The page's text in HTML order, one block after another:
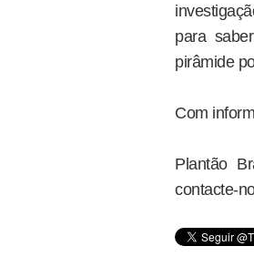
para
pirâmide
Com
Plantão
contacte-